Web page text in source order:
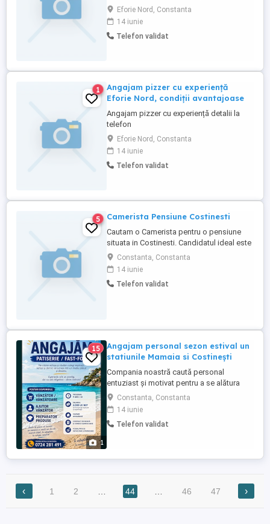
Eforie Nord, Constanta
14 iunie
Telefon validat
1
Angajam pizzer cu experiență
Eforie Nord, condiții avantajoase
Angajam pizzer cu experiență detalii la
telefon
Eforie Nord, Constanta
14 iunie
Telefon validat
5 Camerista Pensiune Costinesti
Cautam o Camerista pentru o pensiune
situata in Costinesti. Candidatul ideal este
o persoana responsabila, atenta la detalii
si cu abilitati bune de comunicare.
Responsabilitati: * Curatenia si igienizarea
camerelor, a bailor si a spatiilor comune. *
Constanta, Constanta
14 iunie
Telefon validat
1
15
Angajam personal sezon estival un
statiunile Mamaia si Costinești
Compania noastră caută personal
entuziast și motivat pentru a se alătura
echipei noastre pe durata sezonului
estival. Această oportunitate este ideală
pentru persoanele dinamice, dornice să
acumuleze experiență practică și să
**Responsabilități ...
Constanta, Constanta
14 iunie
Telefon validat
‹ 1 2 44 46 47 ›